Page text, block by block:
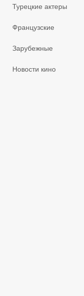
Турецкие актеры
Французские
Зарубежные
Новости кино